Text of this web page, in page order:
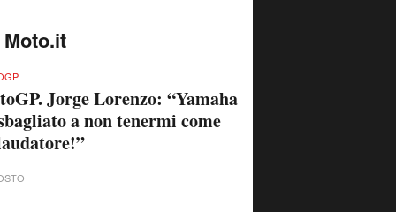
Moto.it
Jorge Lorenzo: “Yamaha
a non tenermi come